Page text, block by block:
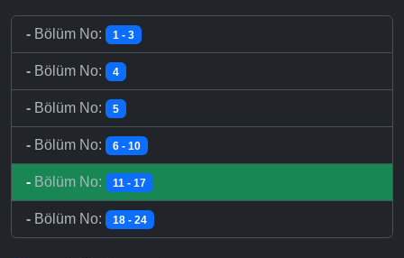
- Bölüm No: 1 - 3
- Bölüm No: 4
- Bölüm No: 5
- Bölüm No: 6 - 10
- Bölüm No: 11 - 17
- Bölüm No: 18 - 24